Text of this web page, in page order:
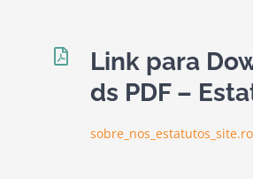
Link para
ds PDF –